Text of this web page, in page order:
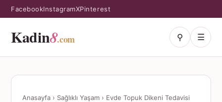
FacebookInstagramXPinterest
Kadin8.com ⚲ ☰
Anasayfa › Sağlıklı Yaşam › Evde Topuk Dikeni Tedavisi